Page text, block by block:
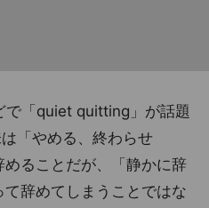
で「quiet quitting」が話題
「やめる、終わらせ
ることだが、「静かに辞
辞めてしまうことではな